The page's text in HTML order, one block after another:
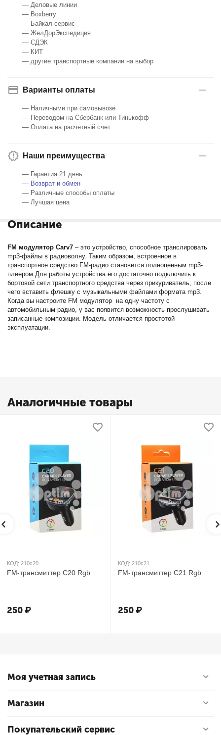
— Деловые линии
— Boxberry
— Байкал-сервис
— ЖелДорЭкспедиция
— СДЭК
— КИТ
— другие транспортные компании на выбор
Варианты оплаты
— Наличными при самовывозе
— Переводом на Сбербанк или Тинькофф
— Оплата на расчетный счет
Наши преимущества
— Гарантия 21 день
— Возврат и обмен
— Различные способы оплаты
— Лучшая цена
Описание
FM модулятор Carv7 – это устройство, способное транслировать
mp3-файлы в радиоволну. Таким образом, встроенное в
транспортное средство FM-радио становится полноценным mp3-
плеером.Для работы устройства его достаточно подключить к
бортовой сети транспортного средства через прикуриватель, после
чего вставить флешку с музыкальными файлами формата mp3.
Когда вы настроите FM модулятор на одну частоту с
автомобильным радио, у вас появится возможность прослушивать
записанные композиции. Модель отличается простотой
эксплуатации.
Аналогичные товары
КОД: 210с20
FM-трансмиттер C20 Rgb
250₽
КОД: 210с21
FM-трансмиттер C21 Rgb
250₽
Моя учетная запись
Магазин
Покупательский сервис